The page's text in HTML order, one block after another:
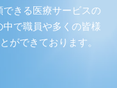
きる医療サービスの
で職員や多くの皆様
ができております。